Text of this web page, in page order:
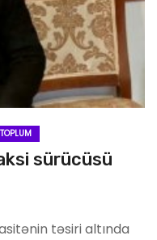
TOPLUM
sürücüsü
təsiri altında